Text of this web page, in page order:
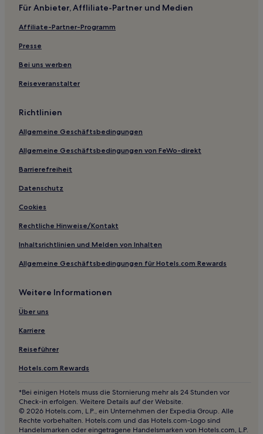
Hotels nahe Goodwood House
Hotels nahe South Downs Way National Trail
Madehurst Hotels
Hotels nahe Gunwharf Quays
Fishbourne Hotels
Southampton Hotels
Hotels nahe Hayling Island West Beach
Hotels nahe HMS Victory
Hindhead Hotels
Hotels nahe Palmeira Mansions
Hotels nahe Quarr Abbey
Hotels nahe Bahnhof Portsmouth Harbour
Hotels nahe Sandown Beach
Hotels nahe Southampton Passenger Terminal
Ferring Hotels
Newport Hotels
Worthing Hotels
Hotels nahe Meon Valley Golf and Country Club
Hove Hotels
Hotels nahe Goodwood Golf Club
Hotels nahe Hove Park
Hotels nahe HMS Warrior
Für Anbieter, Affliliate-Partner und Medien
Affiliate-Partner-Programm
Presse
Bei uns werben
Reiseveranstalter
Richtlinien
Allgemeine Geschäftsbedingungen
Allgemeine Geschäftsbedingungen von FeWo-direkt
Barrierefreiheit
Datenschutz
Cookies
Rechtliche Hinweise/Kontakt
Inhaltsrichtlinien und Melden von Inhalten
Allgemeine Geschäftsbedingungen für Hotels.com Rewards
Weitere Informationen
Über uns
Karriere
Reiseführer
Hotels.com Rewards
*Bei einigen Hotels muss die Stornierung mehr als 24 Stunden vor
Check-in erfolgen. Weitere Details auf der Website.
© 2026 Hotels.com, L.P., ein Unternehmen der Expedia Group. Alle
Rechte vorbehalten. Hotels.com und das Hotels.com-Logo sind
Handelsmarken oder eingetragene Handelsmarken von Hotels.com, L.P.